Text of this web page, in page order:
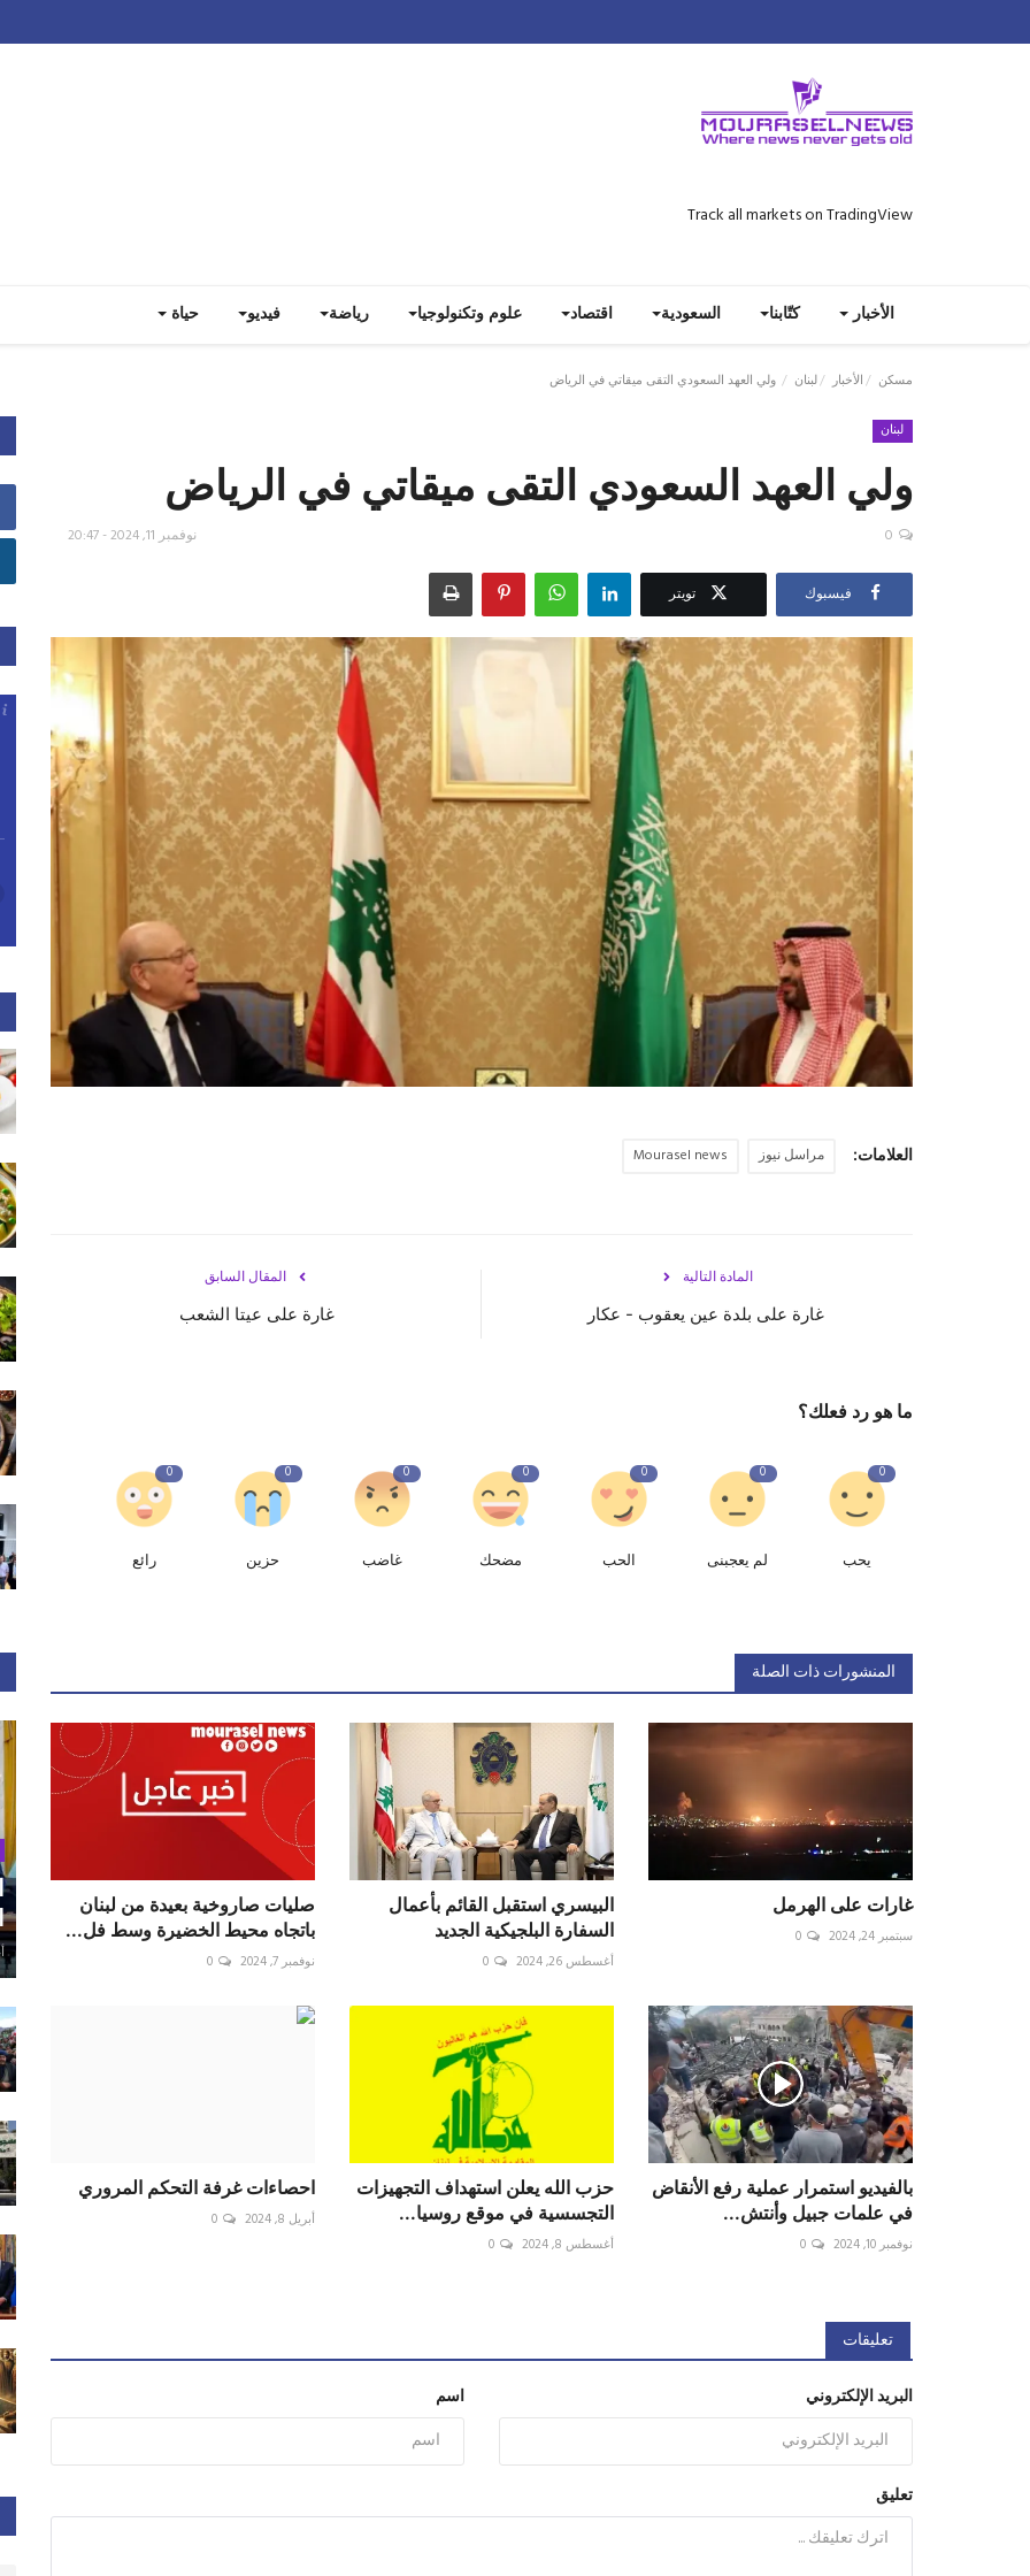
Track all markets on TradingView
الأخبار كتّابنا السعودية اقتصاد علوم وتكنولوجيا رياضة فيديو حياة
مسكن الأخبار لبنان ولي العهد السعودي التقى ميقاتي في الرياض
لبنان
ولي العهد السعودي التقى ميقاتي في الرياض
نوفمبر 11, 2024 - 20:47 0
فيسبوك تويتر
العلامات: مراسل نيوز Mourasel news
المقال السابق
غارة على عيتا الشعب
المادة التالية
غارة على بلدة عين يعقوب - عكار
ما هو رد فعلك؟
0
يحب
0
لم يعجبنى
0
الحب
0
مضحك
0
غاضب
0
حزين
0
رائع
المنشورات ذات الصلة
غارات على الهرمل
سبتمبر 24, 2024 0
البيسري استقبل القائم بأعمال
السفارة البلجيكية الجديد
أغسطس 26, 2024 0
صليات صاروخية بعيدة من لبنان
باتجاه محيط الخضيرة وسط فل...
نوفمبر 7, 2024 0
بالفيديو استمرار عملية رفع الأنقاض
في علمات جبيل وأنتش...
نوفمبر 10, 2024 0
‏حزب الله يعلن استهداف التجهيزات
التجسسية في موقع روسيا...
أغسطس 8, 2024 0
احصاءات غرفة التحكم المروري
أبريل 8, 2024 0
تعليقات
اسم البريد الإلكتروني
تعليق